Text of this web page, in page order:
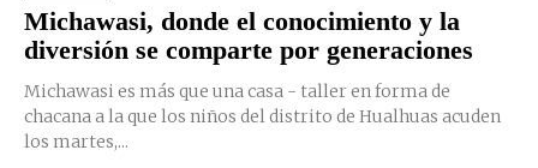
Michawasi, donde el conocimiento y la
diversión se comparte por generaciones
Michawasi es más que una casa - taller en forma de
chacana a la que los niños del distrito de Hualhuas acuden
los martes,...